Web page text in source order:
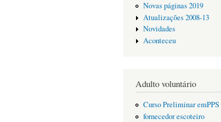
Novas páginas 2019
Atualizações 2008-13
Novidades
Aconteceu
Adulto voluntário
Curso Preliminar emPPS
fornecedor escoteiro